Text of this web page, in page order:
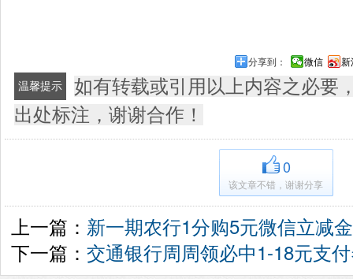
分享到： 微信 新
温馨提示
如有转载或引用以上内容之必要
出处标注，谢谢合作！
0
该文章不错，谢谢分享
上一篇： 新一期农行1分购5元微信立减
下一篇： 交通银行周周领必中1-18元支